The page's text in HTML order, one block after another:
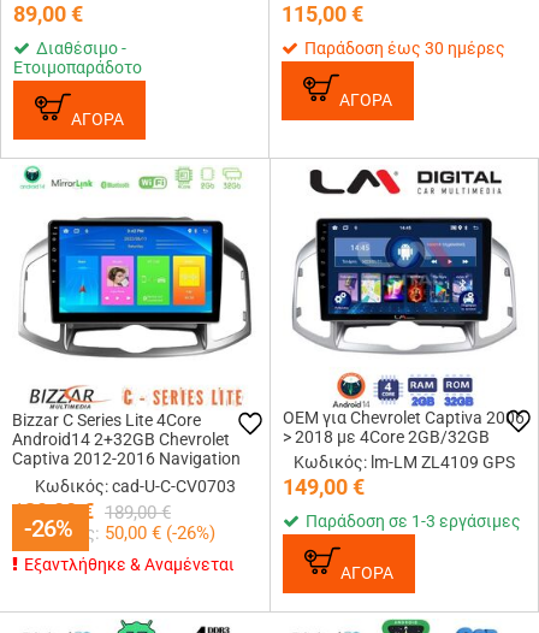
89,00€
Διαθέσιμο -
Ετοιμοπαράδοτο
ΑΓΟΡΑ
115,00€
Παράδοση έως 30 ημέρες
ΑΓΟΡΑ
-26%
Bizzar C Series Lite 4Core
Android14 2+32GB Chevrolet
Captiva 2012-2016 Navigation
Multimedia Tablet 9
Κωδικός: cad-U-C-CV0703
139,00€ 189,00 €
Κερδίζεις: 50,00 € (-26%)
-26%
Εξαντλήθηκε & Αναμένεται
OEM για Chevrolet Captiva 2006
> 2018 με 4Core 2GB/32GB
Κωδικός: lm-LM ZL4109 GPS
149,00€
Παράδοση σε 1-3 εργάσιμες
ΑΓΟΡΑ